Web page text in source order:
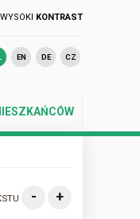
WYSOKI KONTRAST
EN DE CZ
- +